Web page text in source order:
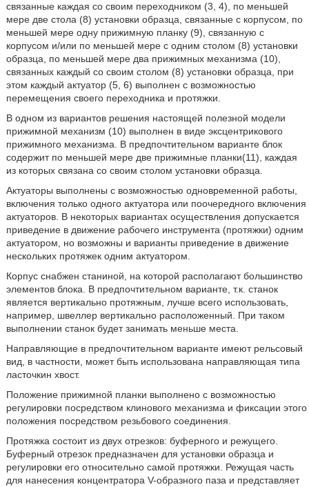
связанные каждая со своим переходником (3, 4), по меньшей
мере две стола (8) установки образца, связанные с корпусом, по
меньшей мере одну прижимную планку (9), связанную с
корпусом и/или по меньшей мере с одним столом (8) установки
образца, по меньшей мере два прижимных механизма (10),
связанных каждый со своим столом (8) установки образца, при
этом каждый актуатор (5, 6) выполнен с возможностью
перемещения своего переходника и протяжки.
В одном из вариантов решения настоящей полезной модели
прижимной механизм (10) выполнен в виде эксцентрикового
прижимного механизма. В предпочтительном варианте блок
содержит по меньшей мере две прижимные планки(11), каждая
из которых связана со своим столом установки образца.
Актуаторы выполнены с возможностью одновременной работы,
включения только одного актуатора или поочередного включения
актуаторов. В некоторых вариантах осуществления допускается
приведение в движение рабочего инструмента (протяжки) одним
актуатором, но возможны и варианты приведение в движение
нескольких протяжек одним актуатором.
Корпус снабжен станиной, на которой располагают большинство
элементов блока. В предпочтительном варианте, т.к. станок
является вертикально протяжным, лучше всего использовать,
например, швеллер вертикально расположенный. При таком
выполнении станок будет занимать меньше места.
Направляющие в предпочтительном варианте имеют рельсовый
вид, в частности, может быть использована направляющая типа
ласточкин хвост.
Положение прижимной планки выполнено с возможностью
регулировки посредством клинового механизма и фиксации этого
положения посредством резьбового соединения.
Протяжка состоит из двух отрезков: буферного и режущего.
Буферный отрезок предназначен для установки образца и
регулировки его относительно самой протяжки. Режущая часть
для нанесения концентратора V-образного паза и представляет